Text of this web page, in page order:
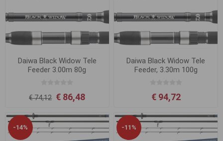
Daiwa Black Widow Tele
Feeder 3.00m 80g
€ 74,12 € 86,48
Daiwa Black Widow Tele
Feeder, 3.30m 100g
€ 94,72
-14% -11%